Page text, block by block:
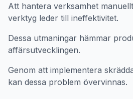
Att hantera verksamhet
verktyg leder till ineffektivitet.
Dessa utmaningar hämmar
affärsutvecklingen.
Genom att implementera
kan dessa problem övervinnas.